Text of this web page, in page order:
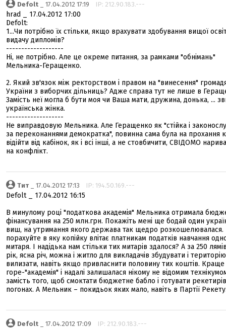
Defolt _ 17.04.2012 17:19 IP: 212.90.183.---
hrad _ 17.04.2012 17:00
Defolt:
1...Чи потрібно їх стільки, якщо врахувати здобування вищої
видачу дипломів?
-------------------
Ні, не потрібно. Але це окреме питання, за рамками "обнімань"
Мельника-Геращенко.
2. Який зв'язок між ректорством і правом на "винесення"
України з виборчих дільниць? Адже справа тут не лише в
Замість неї могла б бути моя чи Ваша мати, дружина, донька, ...
українська жінка.
-------------------
Не виправдовую Мельника. Але Геращенко як "стійка і
за переконаннями демократка", повинна сама була на прохання
відійти від кабінок, як і всі інші, а не стовбичити, СВІДОМО
на конфлікт.
Тит_ 17.04.2012 17:13 IP: 194.50.169.---
Defolt _ 17.04.2012 16:15
В минулому році "податкова академія" Мельника отримала
фінансування на 250 млн.грн. Покажіть мені ще бодай один
виш, на утримання якого держава так щедро розкошелювалася.
порахуйте в яку копійку влітає платникам податків навчання
митаря. І надідька нам стільки тих митарів здалося? А за 250
рік, ясна річ, можна і житло для викладачів збудувати і територію
вилизати, навіть якщо привласнити половину тих коштів. Краще
горе-"академія" і надалі залишалася нікому не відомим
замість того, щоб смоктати бюджетне бабло і готувати
погонах. А Мельник – покидьок яких мало, навіть в Партії
Defolt _ 17.04.2012 17:09 IP: 212.90.183.---